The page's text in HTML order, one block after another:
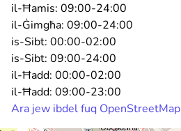
il-Ħamis: 09:00-24:00
il-Ġimgħa: 09:00-24:00
is-Sibt: 00:00-02:00
is-Sibt: 09:00-24:00
il-Ħadd: 00:00-02:00
il-Ħadd: 09:00-23:00
Ara jew ibdel fuq OpenStreetMap